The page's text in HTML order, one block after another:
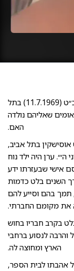
בן לריטה ורונה. נולד ביום כ״ה בתמוז תשכ״ט (11.7.1969) בתל
שאליהם נולדה
האם.
בתל אביב,
ה׳״. ערן היה ילד נוח
אישי שבעזרתו ידע
השנים בלט כדמות
בהם וסייע להם
את מקומם החברתי.
בקרב חבריו בחוש
והרבה לנסוע ברחבי
הארץ ומחוצה לה.
אהבתו לבית הספר,